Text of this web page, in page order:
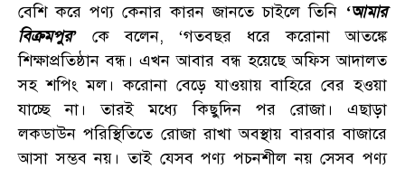
বেশি করে পণ্য কেনার কারন জানতে চাইলে তিনি ‘আমার
বিক্রমপুর’ কে বলেন, ‘গতবছর ধরে করোনা আতঙ্কে
শিক্ষাপ্রতিষ্ঠান বন্ধ। এখন আবার বন্ধ হয়েছে অফিস আদালত
সহ শপিং মল। করোনা বেড়ে যাওয়ায় বাহিরে বের হওয়া
যাচ্ছে না। তারই মধ্যে কিছুদিন পর রোজা। এছাড়া
লকডাউন পরিস্থিতিতে রোজা রাখা অবস্থায় বারবার বাজারে
আসা সম্ভব নয়। তাই যেসব পণ্য পচনশীল নয় সেসব পণ্য